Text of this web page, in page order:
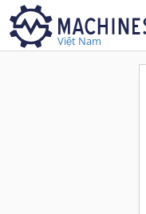
Việt Nam